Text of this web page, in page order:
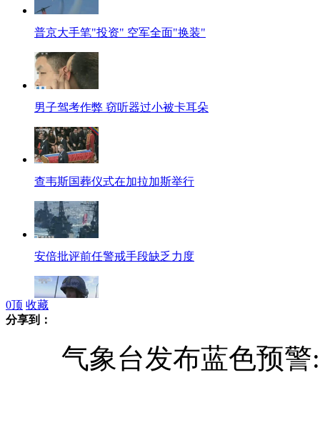
普京大手笔"投资" 空军全面"换装"
男子驾考作弊 窃听器过小被卡耳朵
查韦斯国葬仪式在加拉加斯举行
安倍批评前任警戒手段缺乏力度
0顶 收藏
分享到：
气象台发布蓝色预警: